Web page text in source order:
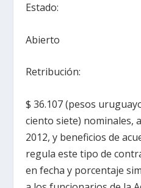
Estado:
Abierto
Retribución:
$ 36.107 (pesos
ciento siete) nominales,
2012, y beneficios de
regula este tipo de
en fecha y porcentaje